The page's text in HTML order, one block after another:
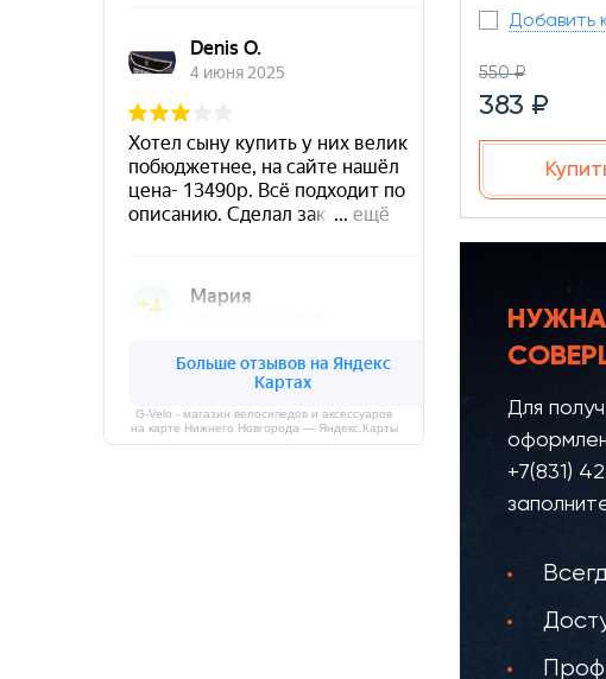
G-Velo - магазин велосипедов и аксессуаров
на карте Нижнего Новгорода — Яндекс.Карты
Добавить
550 ₽
383 ₽
Для
+7(831)